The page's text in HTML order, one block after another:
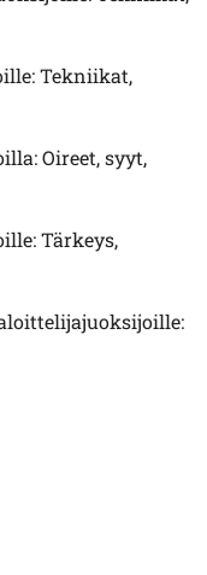
Tekniikat,
Oireet, syyt,
Tärkeys,